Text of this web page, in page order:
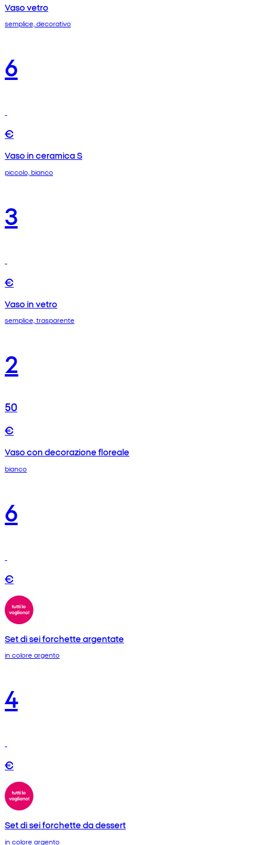
Vaso vetro
semplice, decorativo
6
€
Vaso in ceramica S
piccolo, bianco
3
€
Vaso in vetro
semplice, trasparente
2
50
€
Vaso con decorazione floreale
bianco
6
€
Set di sei forchette argentate
in colore argento
4
€
Set di sei forchette da dessert
in colore argento